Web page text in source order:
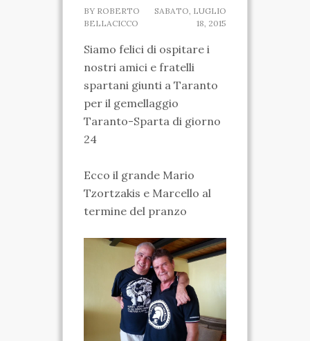
MUSEO IPOGEO
VISITE ED ESCURSIONI
RICONOSCIMENTI
TARANTO SPARTANA
BY ROBERTO
BELLACICCO
SABATO, LUGLIO
18, 2015
Siamo felici di ospitare i
nostri amici e fratelli
spartani giunti a Taranto
per il gemellaggio
Taranto-Sparta di giorno
24
Ecco il grande Mario
Tzortzakis e Marcello al
termine del pranzo